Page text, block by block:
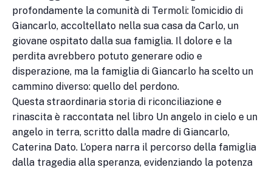
profondamente la comunità di Termoli: l’omicidio di
Giancarlo, accoltellato nella sua casa da Carlo, un
giovane ospitato dalla sua famiglia. Il dolore e la
perdita avrebbero potuto generare odio e
disperazione, ma la famiglia di Giancarlo ha scelto un
cammino diverso: quello del perdono.
Questa straordinaria storia di riconciliazione e
rinascita è raccontata nel libro Un angelo in cielo e un
angelo in terra, scritto dalla madre di Giancarlo,
Caterina Dato. L’opera narra il percorso della famiglia
dalla tragedia alla speranza, evidenziando la potenza